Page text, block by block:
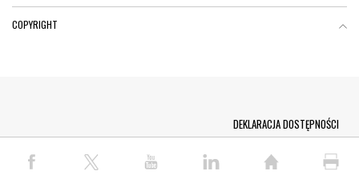
COPYRIGHT
© COPYRIGHT PAP 2026
DEKLARACJA DOSTĘPNOŚCI